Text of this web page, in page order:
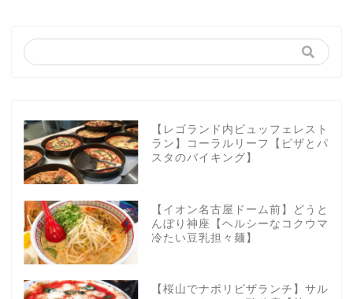
【レゴランド内ビュッフェレスト
ラン】コーラルリーフ【ピザとパ
スタのバイキング】
【イオン名古屋ドーム前】どうと
んぼり神座【ヘルシーなコクウマ
冷たい豆乳担々麺】
【桜山でナポリピザランチ】サル